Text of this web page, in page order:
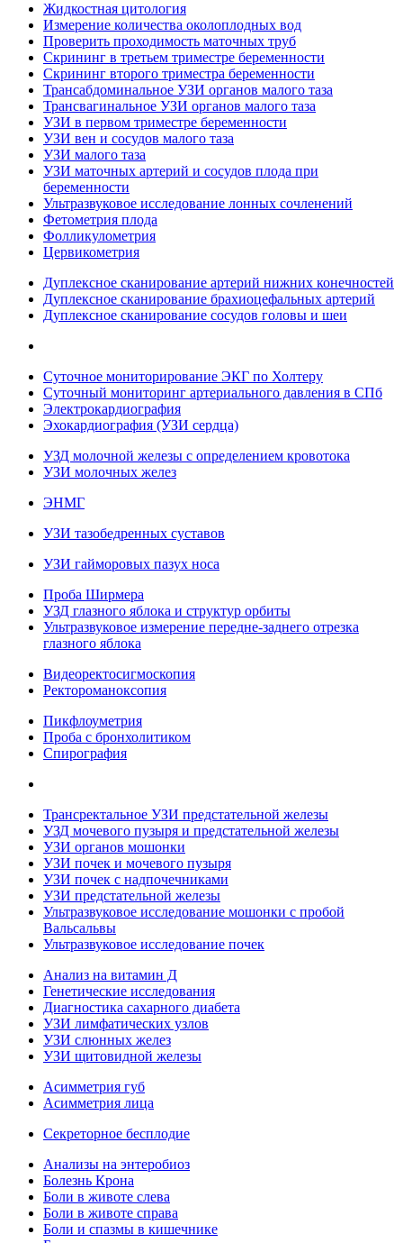
Жидкостная цитология
Измерение количества околоплодных вод
Проверить проходимость маточных труб
Скрининг в третьем триместре беременности
Скрининг второго триместра беременности
Трансабдоминальное УЗИ органов малого таза
Трансвагинальное УЗИ органов малого таза
УЗИ в первом триместре беременности
УЗИ вен и сосудов малого таза
УЗИ малого таза
УЗИ маточных артерий и сосудов плода при
беременности
Ультразвуковое исследование лонных сочленений
Фетометрия плода
Фолликулометрия
Цервикометрия
Дуплексное сканирование артерий нижних конечностей
Дуплексное сканирование брахиоцефальных артерий
Дуплексное сканирование сосудов головы и шеи
Суточное мониторирование ЭКГ по Холтеру
Суточный мониторинг артериального давления в СПб
Электрокардиография
Эхокардиография (УЗИ сердца)
УЗД молочной железы с определением кровотока
УЗИ молочных желез
ЭНМГ
УЗИ тазобедренных суставов
УЗИ гайморовых пазух носа
Проба Ширмера
УЗД глазного яблока и структур орбиты
Ультразвуковое измерение передне-заднего отрезка
глазного яблока
Видеоректосигмоскопия
Ректороманоксопия
Пикфлоуметрия
Проба с бронхолитиком
Спирография
Трансректальное УЗИ предстательной железы
УЗД мочевого пузыря и предстательной железы
УЗИ органов мошонки
УЗИ почек и мочевого пузыря
УЗИ почек с надпочечниками
УЗИ предстательной железы
Ультразвуковое исследование мошонки с пробой
Вальсальвы
Ультразвуковое исследование почек
Анализ на витамин Д
Генетические исследования
Диагностика сахарного диабета
УЗИ лимфатических узлов
УЗИ слюнных желез
УЗИ щитовидной железы
Асимметрия губ
Асимметрия лица
Секреторное бесплодие
Анализы на энтеробиоз
Болезнь Крона
Боли в животе слева
Боли в животе справа
Боли и спазмы в кишечнике